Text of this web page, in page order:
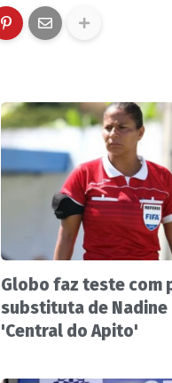
Globo faz teste com
substituta de Nadine
'Central do Apito'